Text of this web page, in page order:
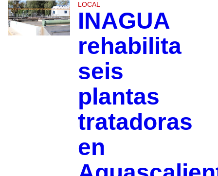
LOCAL
INAGUA
rehabilita
seis
plantas
tratadoras
en